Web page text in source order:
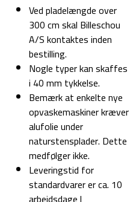
Ved pladelængde over
300 cm skal Billeschou
A/S kontaktes inden
bestilling.
Nogle typer kan skaffes
i 40 mm tykkelse.
Bemærk at enkelte nye
opvaskemaskiner kræver
alufolie under
naturstensplader. Dette
medfølger ikke.
Leveringstid for
standardvarer er ca. 10